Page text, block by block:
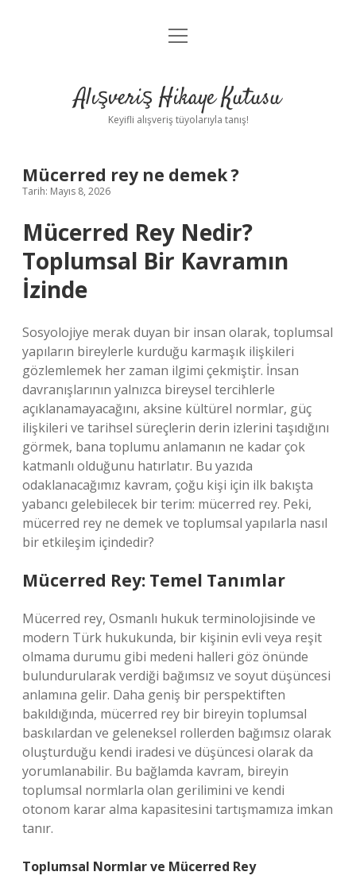
Anasayfa
Yasal Uyarı
menüyü
Alışveriş Hikaye Kutusu
Keyifli alışveriş tüyolarıyla tanış!
Mücerred rey ne demek ?
Tarih: Mayıs 8, 2026
Mücerred Rey Nedir?
Toplumsal Bir Kavramın
İzinde
Sosyolojiye merak duyan bir insan olarak, toplumsal
yapıların bireylerle kurduğu karmaşık ilişkileri
gözlemlemek her zaman ilgimi çekmiştir. İnsan
davranışlarının yalnızca bireysel tercihlerle
açıklanamayacağını, aksine kültürel normlar, güç
ilişkileri ve tarihsel süreçlerin derin izlerini taşıdığını
görmek, bana toplumu anlamanın ne kadar çok
katmanlı olduğunu hatırlatır. Bu yazıda
odaklanacağımız kavram, çoğu kişi için ilk bakışta
yabancı gelebilecek bir terim: mücerred rey. Peki,
mücerred rey ne demek ve toplumsal yapılarla nasıl
bir etkileşim içindedir?
Mücerred Rey: Temel Tanımlar
Mücerred rey, Osmanlı hukuk terminolojisinde ve
modern Türk hukukunda, bir kişinin evli veya reşit
olmama durumu gibi medeni halleri göz önünde
bulundurularak verdiği bağımsız ve soyut düşüncesi
anlamına gelir. Daha geniş bir perspektiften
bakıldığında, mücerred rey bir bireyin toplumsal
baskılardan ve geleneksel rollerden bağımsız olarak
oluşturduğu kendi iradesi ve düşüncesi olarak da
yorumlanabilir. Bu bağlamda kavram, bireyin
toplumsal normlarla olan gerilimini ve kendi
otonom karar alma kapasitesini tartışmamıza imkan
tanır.
Toplumsal Normlar ve Mücerred Rey